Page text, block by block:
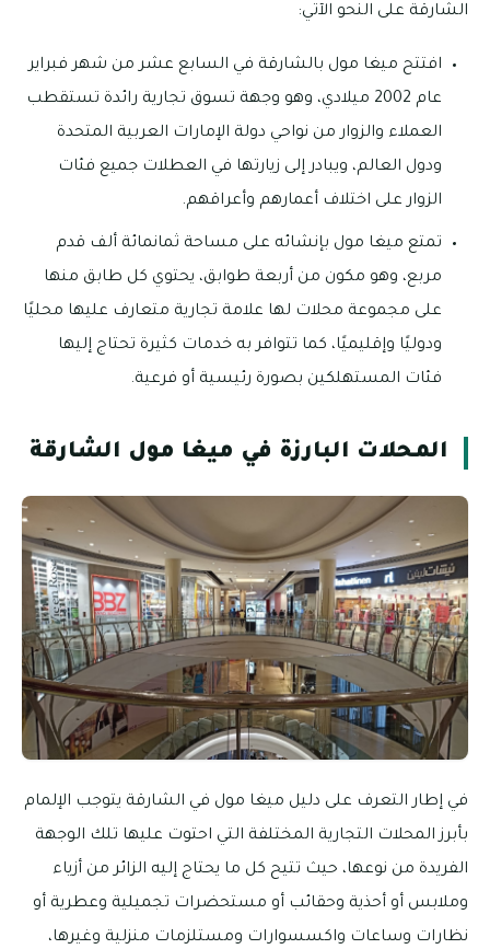
الشارقة على النحو الآتي:
افتتح ميغا مول بالشارقة في السابع عشر من شهر فبراير
عام 2002 ميلادي، وهو وجهة تسوق تجارية رائدة تستقطب
العملاء والزوار من نواحي دولة الإمارات العربية المتحدة
ودول العالم، ويبادر إلى زيارتها في العطلات جميع فئات
الزوار على اختلاف أعمارهم وأعراقهم.
تمتع ميغا مول بإنشائه على مساحة ثمانمائة ألف قدم
مربع، وهو مكون من أربعة طوابق، يحتوي كل طابق منها
على مجموعة محلات لها علامة تجارية متعارف عليها محليًا
ودوليًا وإقليميًا، كما تتوافر به خدمات كثيرة تحتاج إليها
فئات المستهلكين بصورة رئيسية أو فرعية.
المحلات البارزة في ميغا مول الشارقة
في إطار التعرف على دليل ميغا مول في الشارقة يتوجب الإلمام
بأبرز المحلات التجارية المختلفة التي احتوت عليها تلك الوجهة
الفريدة من نوعها، حيث تتيح كل ما يحتاج إليه الزائر من أزياء
وملابس أو أحذية وحقائب أو مستحضرات تجميلية وعطرية أو
نظارات وساعات واكسسوارات ومستلزمات منزلية وغيرها،